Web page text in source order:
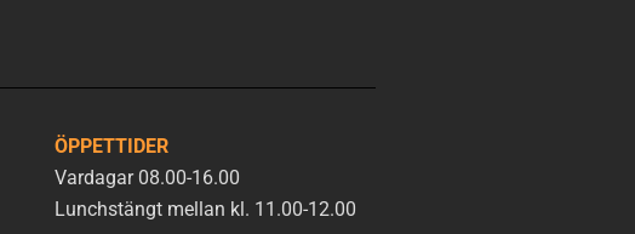
ÖPPETTIDER
Vardagar 08.00-16.00
Lunchstängt mellan kl. 11.00-12.00